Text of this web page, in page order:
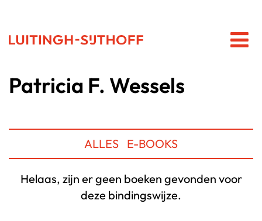
Patricia F. Wessels
ALLES E-BOOKS
Helaas, zijn er geen boeken gevonden voor
deze bindingswijze.